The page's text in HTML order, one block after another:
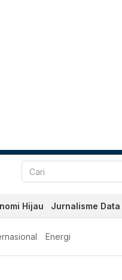
Hijau Jurnalisme Data
Energi